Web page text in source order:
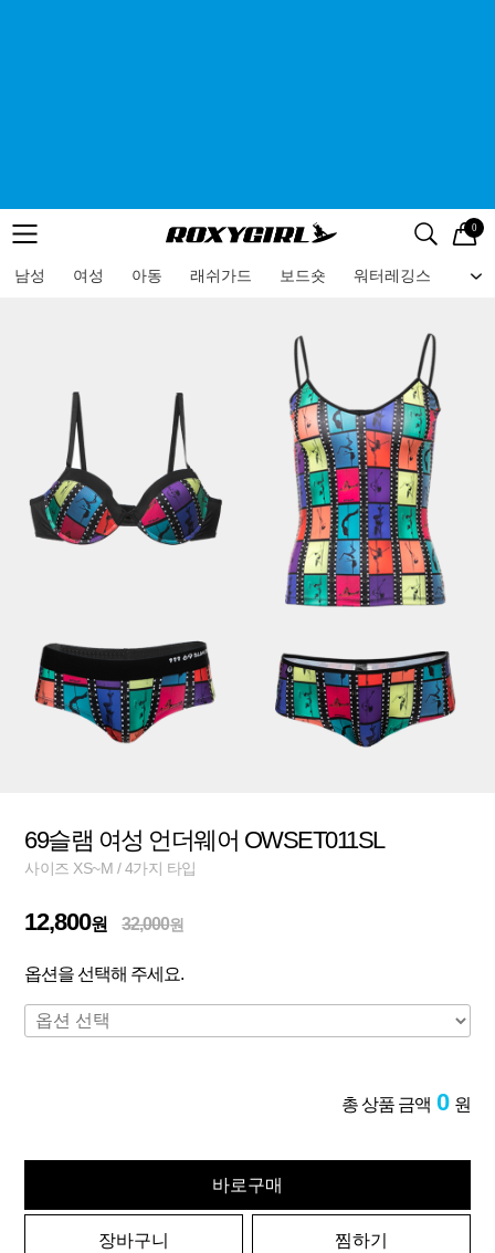
메뉴 검색
로고 0
남성 여성 아동 래쉬가드 보드숏 워터레깅스 비
메뉴
69슬램 여성 언더웨어 OWSET011SL
사이즈 XS~M / 4가지 타입
12,800원 32,000원
옵션을 선택해 주세요.
총 상품 금액 0 원
바로구매
장바구니 찜하기